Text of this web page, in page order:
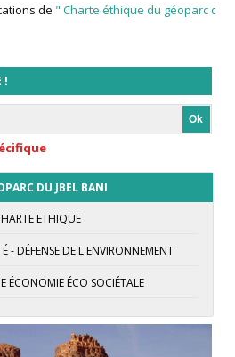
de " Charte éthique du géoparc du
!
DU JBEL BANI
ETHIQUE
- DÉFENSE DE L'ENVIRONNEMENT
ÉCONOMIE ÉCO SOCIÉTALE